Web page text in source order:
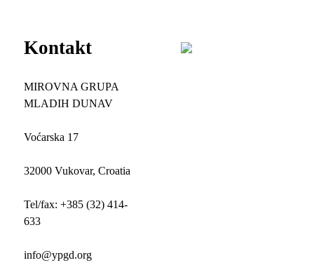
Kontakt
MIROVNA GRUPA
MLADIH DUNAV
Voćarska 17
32000 Vukovar, Croatia
Tel/fax: +385 (32) 414-
633
info@ypgd.org